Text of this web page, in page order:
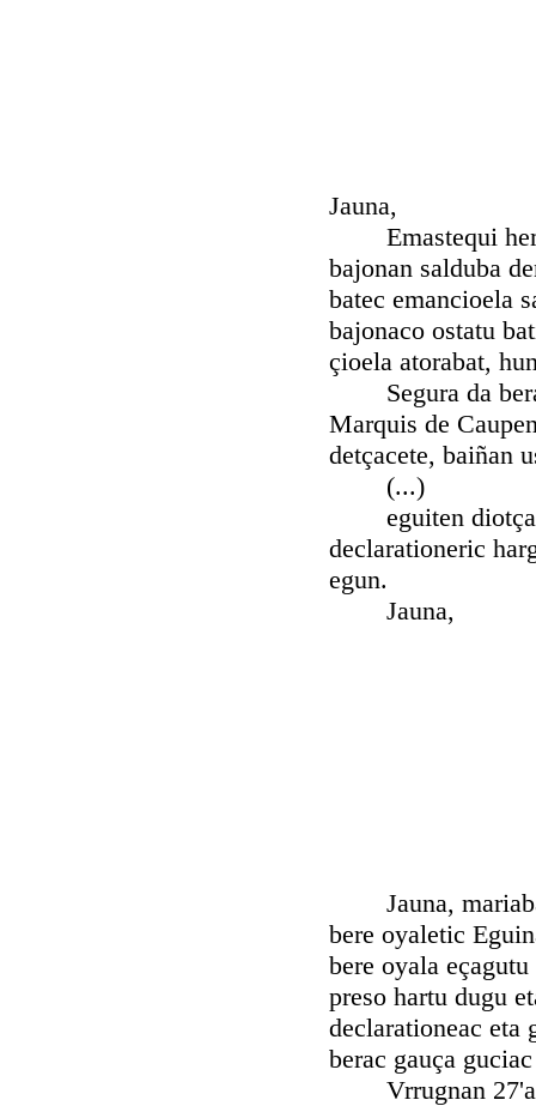
Jauna,
Emastequi
bajonan salduba
batec emancioela
bajonaco ostatu
çioela atorabat,
Segura da
Marquis de
detçacete, baiñan
(...)
eguiten diotça,
declarationeric
egun.
Jauna,
Jauna,
bere oyaletic
bere oyala
preso hartu dugu
declarationeac eta
berac gauça
Vrrugnan